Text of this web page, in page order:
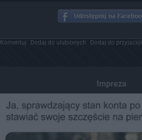
Komentuj Dodaj do ulubionych Dodaj do przyjaciół
Impreza